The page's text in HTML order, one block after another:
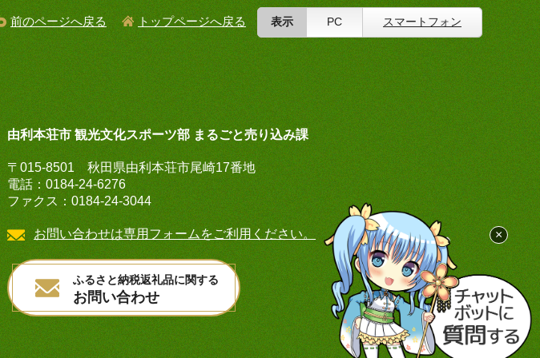
前のページへ戻る トップページへ戻る 表示 PC スマートフォン
×
由利本荘市 観光文化スポーツ部 まるごと売り込み課
〒015-8501 秋田県由利本荘市尾崎17番地
電話：0184-24-6276
ファクス：0184-24-3044
お問い合わせは専用フォームをご利用ください。
ふるさと納税返礼品に関する
お問い合わせ